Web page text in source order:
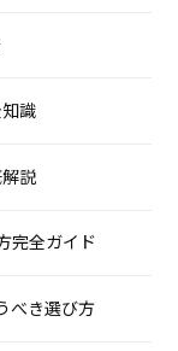
識
説
完全ガイド
べき選び方